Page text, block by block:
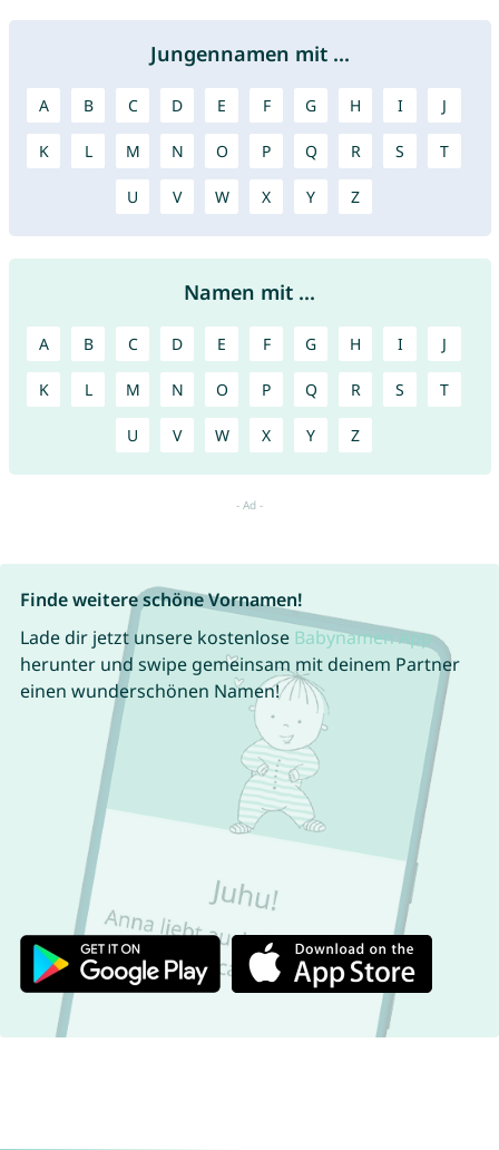
Jungennamen mit ...
A B C D E F G H I J
K L M N O P Q R S T
U V W X Y Z
Namen mit ...
A B C D E F G H I J
K L M N O P Q R S T
U V W X Y Z
Finde weitere schöne Vornamen!
Lade dir jetzt unsere kostenlose Babynamen App
herunter und swipe gemeinsam mit deinem Partner
einen wunderschönen Namen!